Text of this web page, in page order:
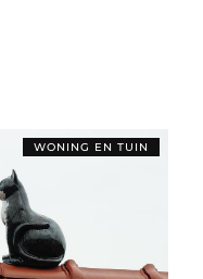
WONING EN TUIN